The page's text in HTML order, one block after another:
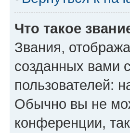
Что такое
Звания,
созданных вами
пользователей:
Обычно вы не
конференции,